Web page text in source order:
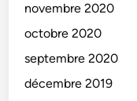
novembre 2020
octobre 2020
septembre 2020
décembre 2019